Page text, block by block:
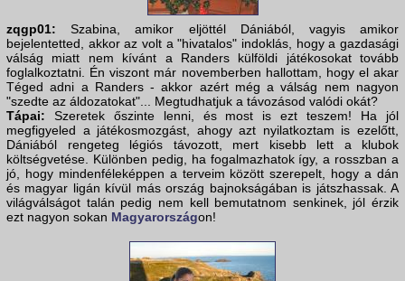
zqgp01: Szabina, amikor eljöttél Dániából, vagyis amikor
bejelentetted, akkor az volt a "hivatalos" indoklás, hogy a gazdasági
válság miatt nem kívánt a Randers külföldi játékosokat tovább
foglalkoztatni. Én viszont már novemberben hallottam, hogy el akar
Téged adni a Randers - akkor azért még a válság nem nagyon
"szedte az áldozatokat"... Megtudhatjuk a távozásod valódi okát?
Tápai: Szeretek őszinte lenni, és most is ezt teszem! Ha jól
megfigyeled a játékosmozgást, ahogy azt nyilatkoztam is ezelőtt,
Dániából rengeteg légiós távozott, mert kisebb lett a klubok
költségvetése. Különben pedig, ha fogalmazhatok így, a rosszban a
jó, hogy mindenféleképpen a terveim között szerepelt, hogy a dán
és magyar ligán kívül más ország bajnokságában is játszhassak. A
világválságot talán pedig nem kell bemutatnom senkinek, jól érzik
ezt nagyon sokan Magyarországon!